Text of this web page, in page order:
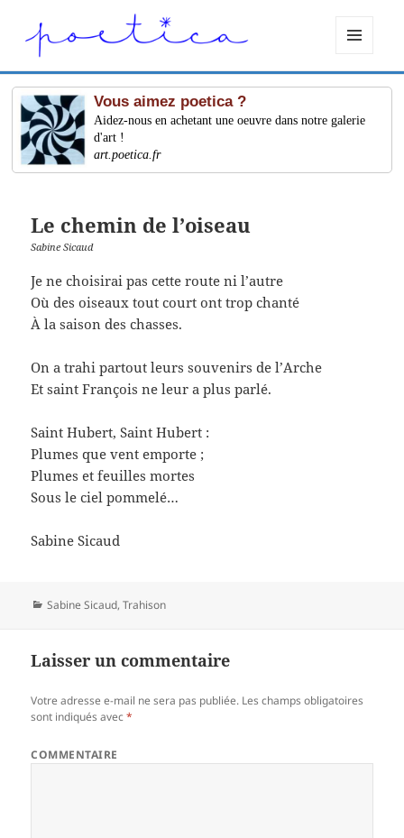
ET
WIDGETS
Vous aimez poetica ?
Aidez-nous en achetant une oeuvre dans notre galerie
d'art !
art.poetica.fr
Le chemin de l’oiseau
Sabine Sicaud
Je ne choisirai pas cette route ni l’autre
Où des oiseaux tout court ont trop chanté
À la saison des chasses.
On a trahi partout leurs souvenirs de l’Arche
Et saint François ne leur a plus parlé.
Saint Hubert, Saint Hubert :
Plumes que vent emporte ;
Plumes et feuilles mortes
Sous le ciel pommelé…
Sabine Sicaud
Catégories
Sabine Sicaud,Trahison
Laisser un commentaire
Votre adresse e-mail ne sera pas publiée. Les champs obligatoires
sont indiqués avec*
COMMENTAIRE